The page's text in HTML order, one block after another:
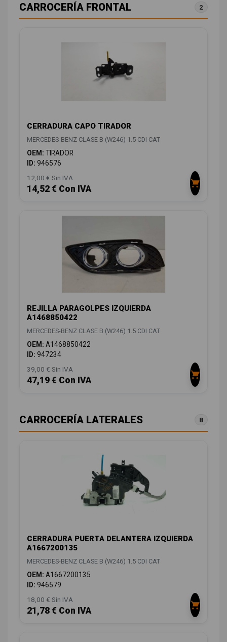
CARROCERÍA FRONTAL 2
CERRADURA CAPO TIRADOR
MERCEDES-BENZ CLASE B (W246) 1.5 CDI CAT
OEM: TIRADOR
ID: 946576
12,00 € Sin IVA
14,52 € Con IVA
REJILLA PARAGOLPES IZQUIERDA
A1468850422
MERCEDES-BENZ CLASE B (W246) 1.5 CDI CAT
OEM: A1468850422
ID: 947234
39,00 € Sin IVA
47,19 € Con IVA
CARROCERÍA LATERALES 8
CERRADURA PUERTA DELANTERA IZQUIERDA
A1667200135
MERCEDES-BENZ CLASE B (W246) 1.5 CDI CAT
OEM: A1667200135
ID: 946579
18,00 € Sin IVA
21,78 € Con IVA